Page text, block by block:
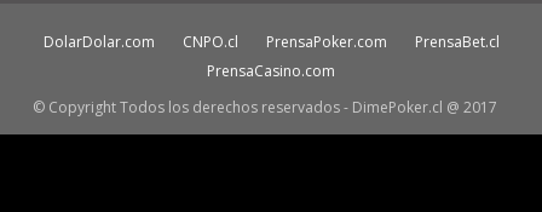
DolarDolar.com CNPO.cl PrensaPoker.com
PrensaBet.cl
PrensaCasino.com
© Copyright Todos los derechos reservados - DimePoker.cl @ 2017